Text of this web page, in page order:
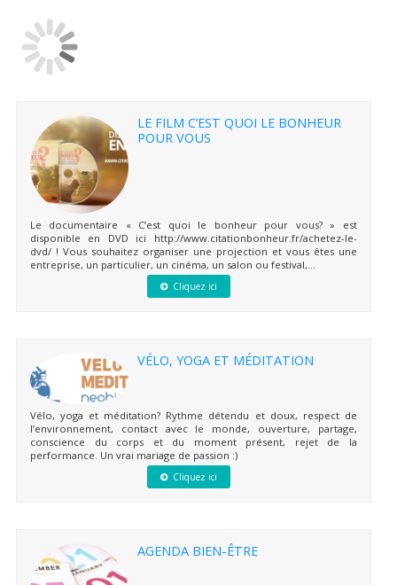
LE FILM C’EST QUOI LE BONHEUR
POUR VOUS
Le documentaire « C’est quoi le bonheur pour vous? » est
disponible en DVD ici http://www.citationbonheur.fr/achetez-le-
dvd/ ! Vous souhaitez organiser une projection et vous êtes une
entreprise, un particulier, un cinéma, un salon ou festival,...
Cliquez ici
VÉLO, YOGA ET MÉDITATION
Vélo, yoga et méditation? Rythme détendu et doux, respect de
l’environnement, contact avec le monde, ouverture, partage,
conscience du corps et du moment présent, rejet de la
performance. Un vrai mariage de passion :)
Cliquez ici
AGENDA BIEN-ÊTRE